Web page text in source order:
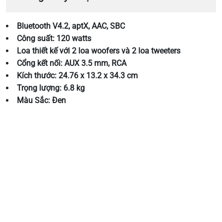
Bluetooth V4.2, aptX, AAC, SBC
Công suất: 120 watts
Loa thiết kế với 2 loa woofers và 2 loa tweeters
Cổng kết nối: AUX 3.5 mm, RCA
Kích thước: 24.76 x 13.2 x 34.3 cm
Trọng lượng: 6.8 kg
Màu Sắc: Đen